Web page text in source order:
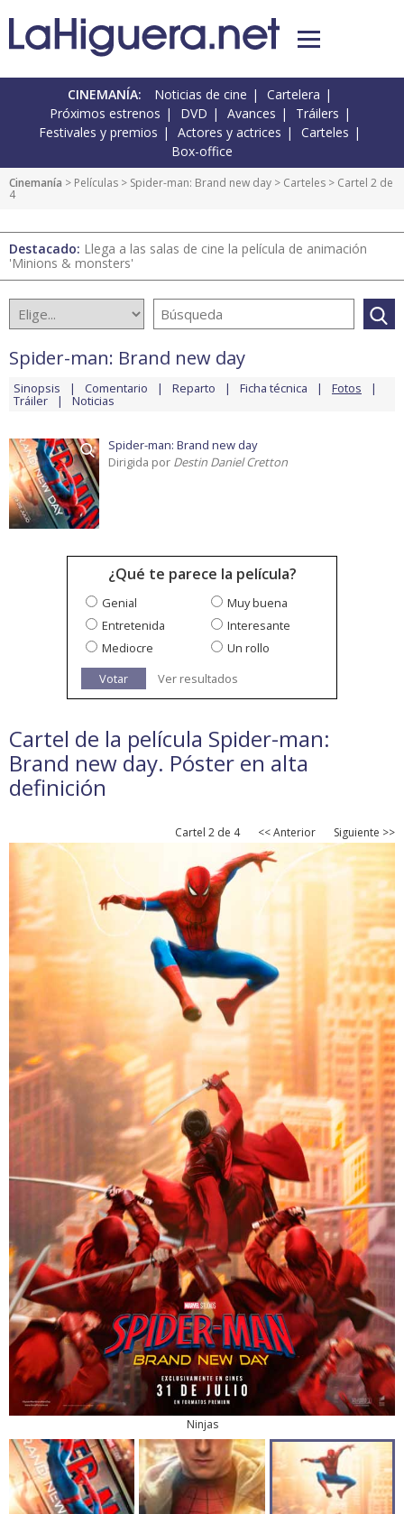
CINEMANÍA: Noticias de cine
Cartelera
Próximos estrenos
DVD Avances
Tráilers
Festivales y premios
Actores y actrices
Carteles
Box-office
Cinemanía > Películas > Spider-man: Brand new day > Carteles > Cartel 2 de
4
Destacado: Llega a las salas de cine la película de animación
'Minions & monsters'
Spider-man: Brand new day
Sinopsis Comentario Reparto Ficha técnica Fotos
Tráiler Noticias
Spider-man: Brand new day
Dirigida por Destin Daniel Cretton
¿Qué te parece la película?
Genial
Muy buena
Entretenida
Interesante
Mediocre
Un rollo
Votar
Ver resultados
Cartel de la película Spider-man:
Brand new day. Póster en alta
definición
Cartel 2 de 4 << Anterior Siguiente >>
Ninjas